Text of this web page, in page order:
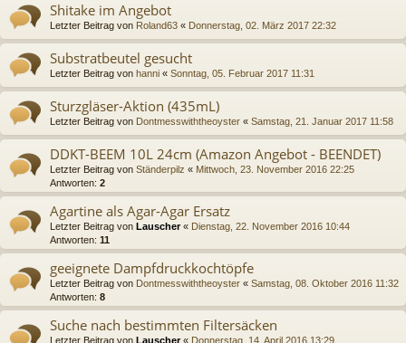
Shitake im Angebot
Letzter Beitrag von Roland63 « Donnerstag, 02. März 2017 22:32
Substratbeutel gesucht
Letzter Beitrag von hanni « Sonntag, 05. Februar 2017 11:31
Sturzgläser-Aktion (435mL)
Letzter Beitrag von Dontmesswiththeoyster « Samstag, 21. Januar 2017 11:58
DDKT-BEEM 10L 24cm (Amazon Angebot - BEENDET)
Letzter Beitrag von Ständerpilz « Mittwoch, 23. November 2016 22:25
Antworten: 2
Agartine als Agar-Agar Ersatz
Letzter Beitrag von Lauscher« Dienstag, 22. November 2016 10:44
Antworten: 11
geeignete Dampfdruckkochtöpfe
Letzter Beitrag von Dontmesswiththeoyster « Samstag, 08. Oktober 2016 11:32
Antworten: 8
Suche nach bestimmten Filtersäcken
Letzter Beitrag von Lauscher« Donnerstag, 14. April 2016 13:29